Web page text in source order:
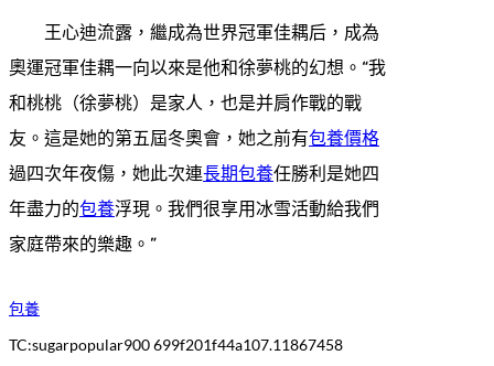
王心迪流露，繼成為世界冠軍佳耦后，成為
奧運冠軍佳耦一向以來是他和徐夢桃的幻想。“我
和桃桃（徐夢桃）是家人，也是并肩作戰的戰
友。這是她的第五屆冬奧會，她之前有包養價格
過四次年夜傷，她此次連長期包養任勝利是她四
年盡力的包養浮現。我們很享用冰雪活動給我們
家庭帶來的樂趣。”
包養
TC:sugarpopular900 699f201f44a107.11867458